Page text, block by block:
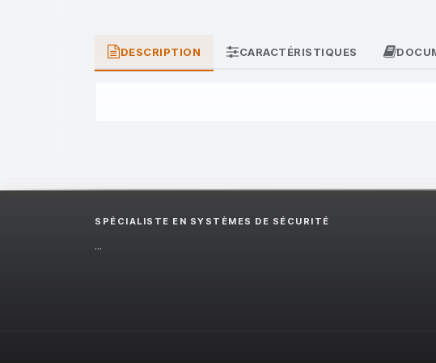
DESCRIPTION CARACTÉRISTIQUES
SPÉCIALISTE EN SYSTÈMES DE SÉCURITÉ
...